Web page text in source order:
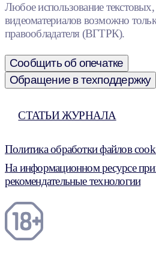
Любое использование
видеоматериалов возможно
правообладателя (ВГТРК).
Сообщить об опечатке
Обращение в техподдержку
СТАТЬИ ЖУРНАЛА
Политика обработки файлов
На информационном ресурсе
рекомендательные технологии